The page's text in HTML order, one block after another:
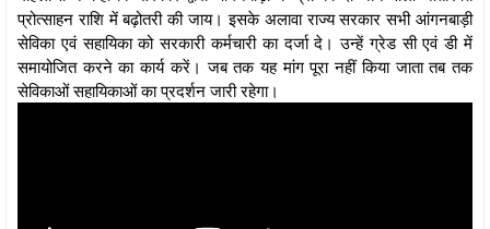
प्रोत्साहन राशि में बढ़ोतरी की जाय। इसके अलावा राज्य सरकार सभी आंगनबाड़ी
सेविका एवं सहायिका को सरकारी कर्मचारी का दर्जा दे। उन्हें ग्रेड सी एवं डी में
समायोजित करने का कार्य करें। जब तक यह मांग पूरा नहीं किया जाता तब तक
सेविकाओं सहायिकाओं का प्रदर्शन जारी रहेगा।